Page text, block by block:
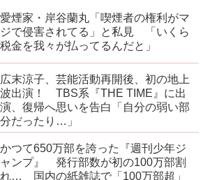
愛煙家・岸谷蘭丸「喫煙者の権利がマ
ジで侵害されてる」と私見 「いくら
税金を我々が払ってるんだと」
広末涼子、芸能活動再開後、初の地上
波出演！ TBS系『THE TIME』に出
演、復帰へ思いを告白「自分の弱い部
分だったり…」
かつて650万部を誇った『週刊少年ジ
ャンプ』 発行部数が初の100万部割
れ… 国内の紙雑誌で「100万部超」